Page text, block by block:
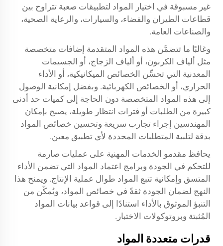
غير مسبوقة في اختيار المواد لتطبيقات صعبة تتراوح بين
قطاعات الطيران والفضاء، والسيارات، والرعاية الصحية،
والصناعات العامة.
وغالبًا ما تتضمَّن هذه المواد المتقدمة إضافات متخصصة
مثل ألياف الكربون، أو ألياف الزجاج، أو الجسيمات
المعدنية التي تحسِّن الخصائص الميكانيكية، أو الأداء
الحراري، أو الخصائص الكهربائية. وبفضل إمكانية الوصول
إلى هذه المواد المتخصصة دون الحاجة إلى كميات حد أدنى
كبيرة من الطلبات أو فترات انتظار طويلة، يصبح بإمكان
المهندسين إجراء تجارب سريعة وتحسين خصائص المواد
بدقة لتلبية المتطلبات المحددة لأي تطبيق معين.
يحافظ مقدمو الخدمات المهنية على عمليات صارمة
للتحكم في الجودة وبرامج اعتماد المواد التي تضمن الأداء
المتسق وإمكانية تتبع المواد طوال عملية الإنتاج. ويمنح هذا
النهج لضمان الجودة ثقةً في خصائص المواد، ويُمكّن من
التنبؤ الموثوق بالأداء استنادًا إلى قواعد بيانات المواد
المُثبتة وبروتوكولات الاختبار.
قدرات متعددة المواد